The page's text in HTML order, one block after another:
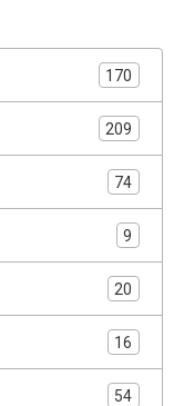
170
209
74
9
20
16
54